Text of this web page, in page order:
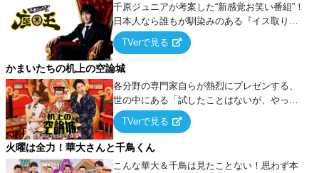
千原ジュニアが考案した“新感覚お笑い番組”！
日本人なら誰もが馴染みのある『イス取りゲ
ーム』をベースに、大喜利・ギャグ・モノボ
ケ・歌…など様々なお題で芸人がショートネ
タを競い合う！
TVerで見る
かまいたちの机上の空論城
各分野の専門家自らが熱烈にプレゼンする、
世の中にある「試したことはないが、やって
みたらこうなる！…ハズ」という“机上の空
論”に若手芸人らがカラダを張って挑む！
TVerで見る
火曜は全力！華大さんと千鳥くん
こんな華大＆千鳥は見たことない！思わず本